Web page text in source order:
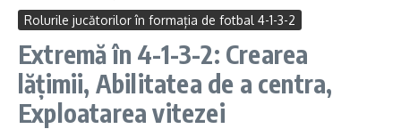
Rolurile jucătorilor în formația de fotbal 4-1-3-2
Extremă în 4-1-3-2: Crearea
lățimii, Abilitatea de a centra,
Exploatarea vitezei